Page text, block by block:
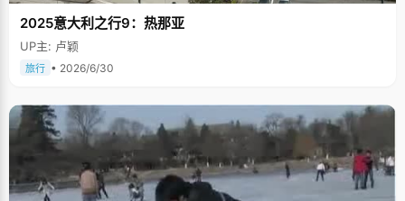
2025意大利之行9：热那亚
UP主: 卢颖
旅行 • 2026/6/30